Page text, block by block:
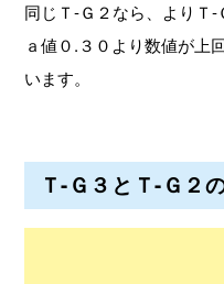
同じＴ-Ｇ２なら、よりＴ
ａ値０.３０より数値が上
います。
Ｔ-Ｇ３とＴ-Ｇ２